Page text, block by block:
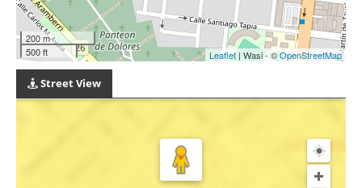
200 m
500 ft
Leaflet| Wasi - ©OpenStreetMap
Street View